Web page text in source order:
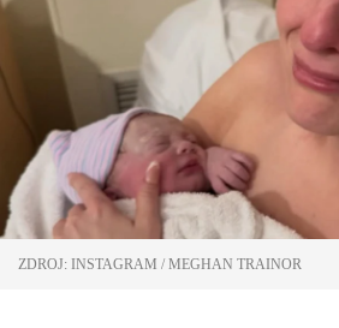
ZDROJ: INSTAGRAM / MEGHAN TRAINOR